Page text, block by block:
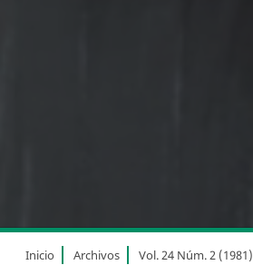
Inicio Archivos Vol. 24 Núm. 2 (1981)